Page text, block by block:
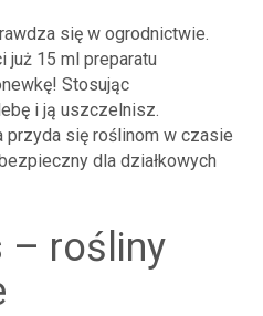
się w ogrodnictwie.
już 15 ml preparatu
Stosując
i ją uszczelnisz.
przyda się roślinom w czasie
dla działkowych